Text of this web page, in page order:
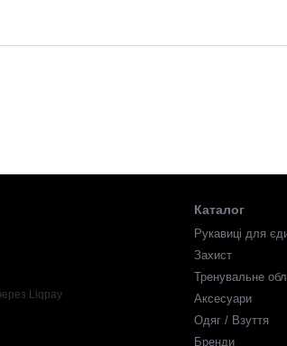
Каталог
Рукавиці для
Захист
Тренувальне
Аксесуари
Одяг / Взуття
Бренди